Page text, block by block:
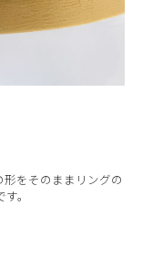
形をそのままリングの
。